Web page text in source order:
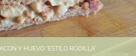
Y HUEVO "ESTILO RODILLA"